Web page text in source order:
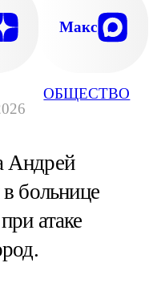
ОБЩЕСТВО
Макс
Андрей
больнице
атаке